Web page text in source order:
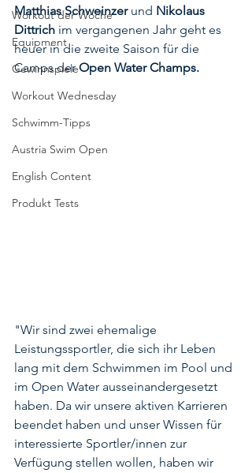
Workout der Woche
Equipment
Gewinnspiele
Workout Wednesday
Schwimm-Tipps
Austria Swim Open
English Content
Produkt Tests
Matthias Schweinzer und Nikolaus
Dittrich im vergangenen Jahr geht es
heuer in die zweite Saison für die
Camps der Open Water Champs.
"Wir sind zwei ehemalige
Leistungssportler, die sich ihr Leben
lang mit dem Schwimmen im Pool und
im Open Water ausseinandergesetzt
haben. Da wir unsere aktiven Karrieren
beendet haben und unser Wissen für
interessierte Sportler/innen zur
Verfügung stellen wollen, haben wir